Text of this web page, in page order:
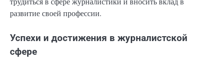
развитие своей профессии.
Успехи и достижения в журналистской
сфере